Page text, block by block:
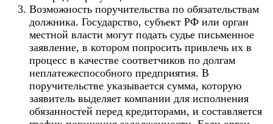
Возможность поручительства по обязательствам
должника. Государство, субъект РФ или орган
местной власти могут подать судье письменное
заявление, в котором попросить привлечь их в
процесс в качестве соответчиков по долгам
неплатежеспособного предприятия. В
поручительстве указывается сумма, которую
заявитель выделяет компании для исполнения
обязанностей перед кредиторами, и составляется